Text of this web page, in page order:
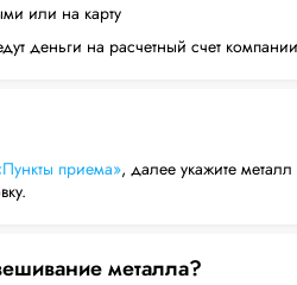
или на карту
деньги на расчетный счет компании
приема», далее укажите
металла?